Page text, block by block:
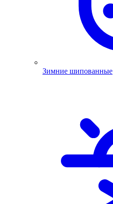
Зимние шипованные